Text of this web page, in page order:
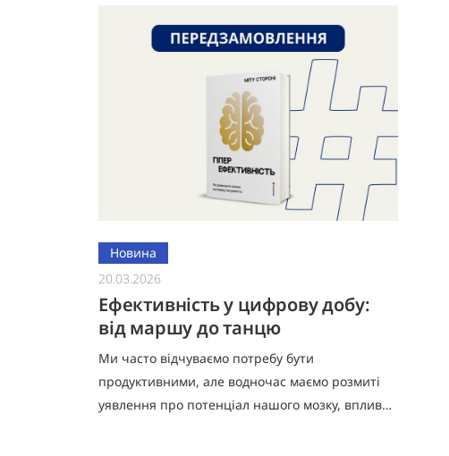
Новина
20.03.2026
Ефективність у цифрову добу:
від маршу до танцю
Ми часто відчуваємо потребу бути
продуктивними, але водночас маємо розмиті
уявлення про потенціал нашого мозку, вплив